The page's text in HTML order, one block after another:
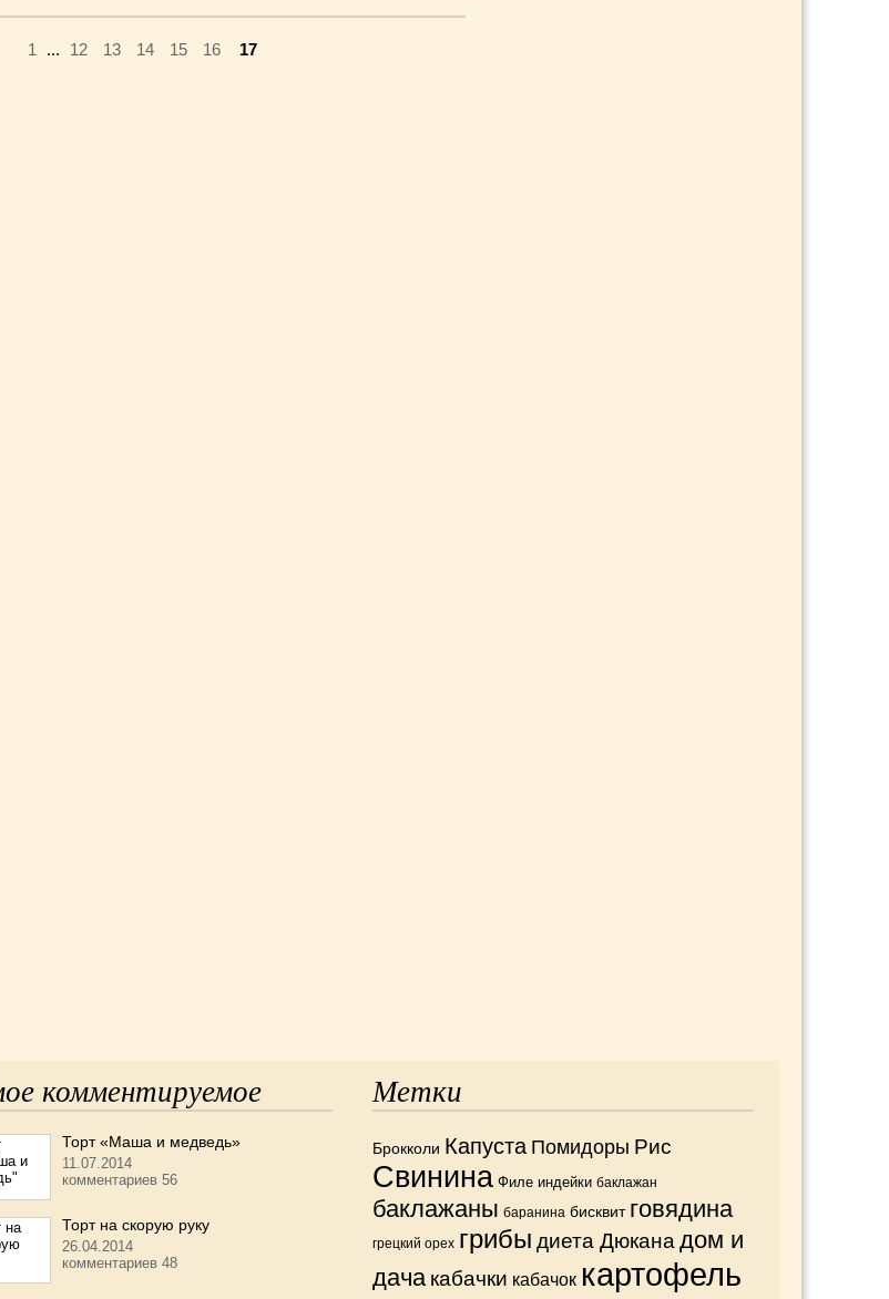
1 ... 12 13 14 15 16 17
комментируемое
Торт «Маша и медведь»
11.07.2014
комментариев 56
Торт на скорую руку
26.04.2014
комментариев 48
Метки
Брокколи Капуста Помидоры Рис
Свинина Филе индейки баклажан
баклажаны баранина бисквит говядина
грецкий орех грибы диета Дюкана дом и
дача кабачки кабачок картофель